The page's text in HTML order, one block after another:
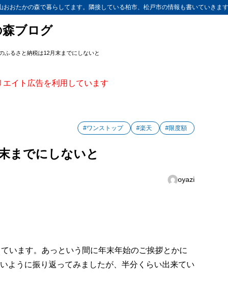
おたかの森で暮らしてます。隣接している柏市、松戸市の情報も書いていきま
ブログ
ふるさと納税は12月末までにしないと
エイト広告を利用しています
#ワンストップ #楽天 #限度額
までにしないと
oyazi
います。あっという間に年末年始のご挨拶とかに
ように振り返ってみましたが、半分くらい出来てい